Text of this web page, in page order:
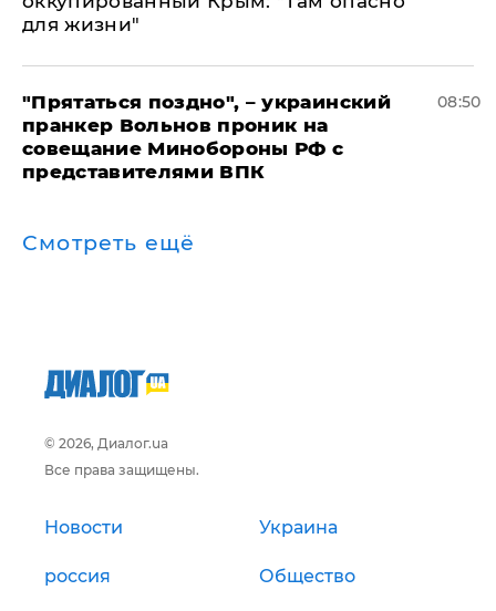
для жизни"
"Прятаться поздно", – украинский
пранкер Вольнов проник на
совещание Минобороны РФ с
представителями ВПК
08:50
Смотреть ещё
© 2026, Диалог.ua
Все права защищены.
Новости Украина
россия Общество